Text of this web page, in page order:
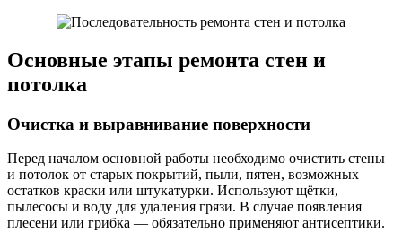
Основные этапы ремонта стен и
потолка
Очистка и выравнивание поверхности
Перед началом основной работы необходимо очистить стены
и потолок от старых покрытий, пыли, пятен, возможных
остатков краски или штукатурки. Используют щётки,
пылесосы и воду для удаления грязи. В случае появления
плесени или грибка — обязательно применяют антисептики.